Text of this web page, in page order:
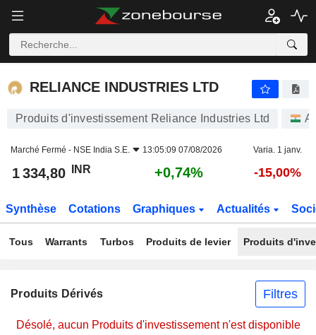
RELIANCE INDUSTRIES LTD
Produits d'investissement Reliance Industries Ltd
Marché Fermé - NSE India S.E. 13:05:09 07/08/2026 Varia. 1 janv.
1 334,80 INR +0,74% -15,00%
Synthèse Cotations Graphiques Actualités
Tous Warrants Turbos Produits de levier Produits
Produits Dérivés Filtres
Désolé, aucun Produits d'investissement n'est disponible